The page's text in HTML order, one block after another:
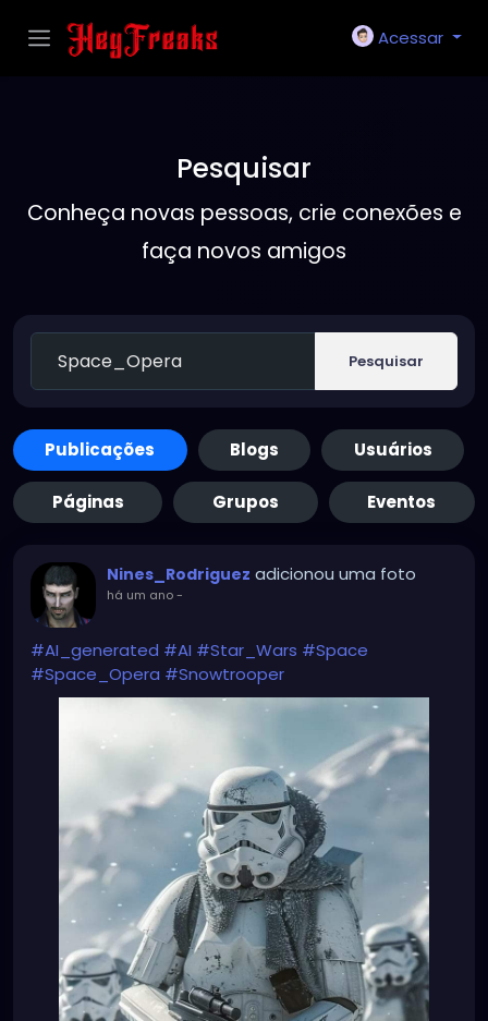
Acessar
Pesquisar
Conheça novas pessoas, crie conexões e
faça novos amigos
Pesquisar
Publicações Blogs Usuários
Páginas Grupos Eventos
Nines_Rodriguez adicionou uma foto
há um ano-
#AI_generated #AI #Star_Wars #Space
#Space_Opera #Snowtrooper